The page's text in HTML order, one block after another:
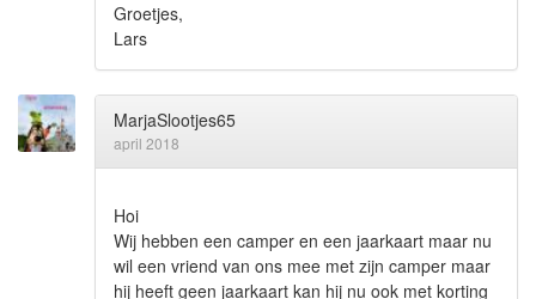
Groetjes,
Lars
MarjaSlootjes65
april 2018
Hoi
Wij hebben een camper en een jaarkaart maar nu
wil een vriend van ons mee met zijn camper maar
hij heeft geen jaarkaart kan hij nu ook met korting